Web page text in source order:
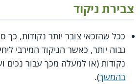
צבירת ניקוד
ככל שהזכאי צובר יותר נקודות, כך
נקודות (או למעלה מכך עבור נכים
בהמשך).